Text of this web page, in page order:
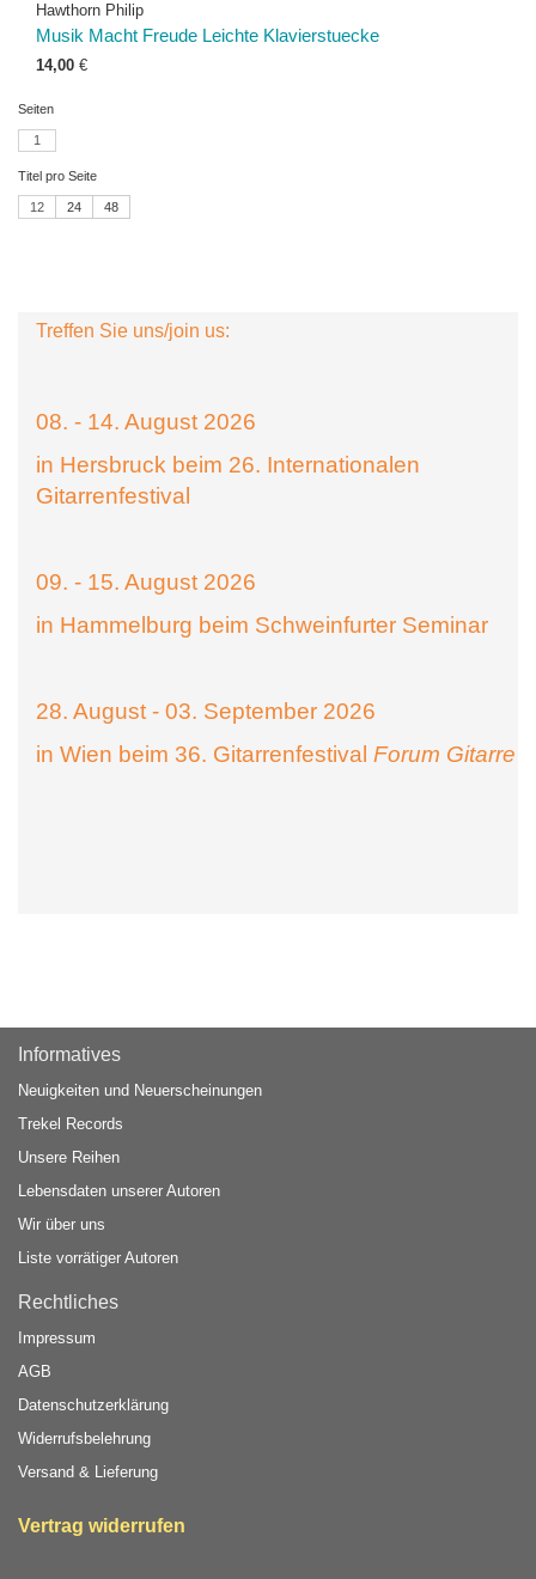
Hawthorn Philip
Musik Macht Freude Leichte Klavierstuecke
14,00 €
Seiten
1
Titel pro Seite
12 24 48
Treffen Sie uns/join us:
08. - 14. August 2026
in Hersbruck beim 26. Internationalen
Gitarrenfestival
09. - 15. August 2026
in Hammelburg beim Schweinfurter Seminar
28. August - 03. September 2026
in Wien beim 36. Gitarrenfestival Forum Gitarre
Informatives
Neuigkeiten und Neuerscheinungen
Trekel Records
Unsere Reihen
Lebensdaten unserer Autoren
Wir über uns
Liste vorrätiger Autoren
Rechtliches
Impressum
AGB
Datenschutzerklärung
Widerrufsbelehrung
Versand & Lieferung
Vertrag widerrufen